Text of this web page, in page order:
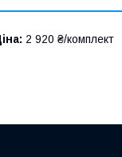
2 920 ₴/комплект